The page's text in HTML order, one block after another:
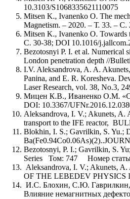
10.3103/S1068335621110075
Mitsen K., Ivanenko O. The
Magnetism. – 2020. – Т. 33. –
Mitsen K., Ivanenko O. Towards
С. 30-38; DOI 10.1016/
Bezotosnyi P. I. et al. Numerical
London penetration depth //
I.V. Aleksandrova, A. A.
Panina, and E. R. Koresheva.
Laser Research, vol. 38, No.3,
Мицен К.В., Иваненко О.М.
DOI: 10.3367/
Aleksandrova, I. V.; Akunets, A.
transport to the IFE reactor,
Blokhin, I. S.; Gavrilkin, S. Yu.;
Bezotosnyi, P. I.; Gavrilkin, S.
Series Том: 747 Номер
Aleksandrova, I. V.; Akunets,
OF THE LEBEDEV
И.С. Блохин, С.Ю.
Влияние немагнитных